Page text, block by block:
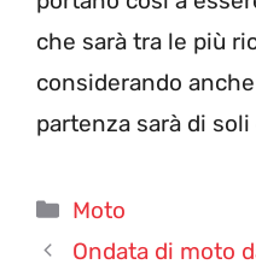
che sarà tra le più
considerando
partenza sarà di soli
Categorie
Moto
Ondata di moto